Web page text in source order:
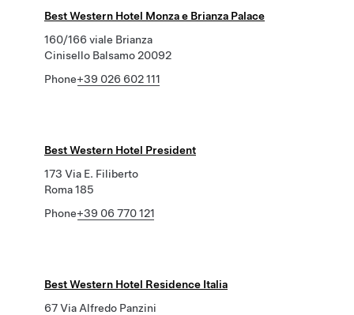
Best Western Hotel Monza e Brianza Palace
160/166 viale Brianza
Cinisello Balsamo 20092
Phone+39 026 602 111
Best Western Hotel President
173 Via E. Filiberto
Roma 185
Phone+39 06 770 121
Best Western Hotel Residence Italia
67 Via Alfredo Panzini